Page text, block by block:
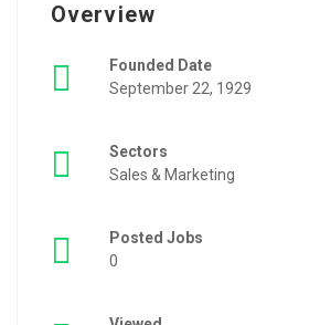
Overview
Founded Date
September 22, 1929
Sectors
Sales & Marketing
Posted Jobs
0